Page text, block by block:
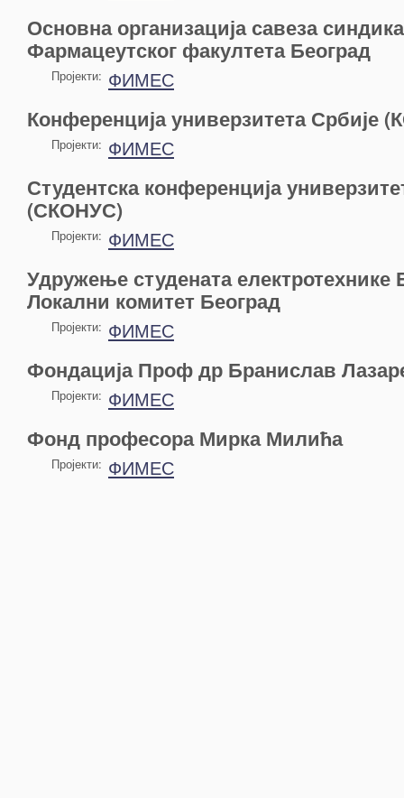
Основна организација савеза
Фармацеутског факултета Београд
Пројекти: ФИМЕС
Конференција универзитета Србије
Пројекти: ФИМЕС
Студентска конференција
(СКОНУС)
Пројекти: ФИМЕС
Удружење студената електротехнике
Локални комитет Београд
Пројекти: ФИМЕС
Фондација Проф др Бранислав
Пројекти: ФИМЕС
Фонд професора Мирка Милића
Пројекти: ФИМЕС